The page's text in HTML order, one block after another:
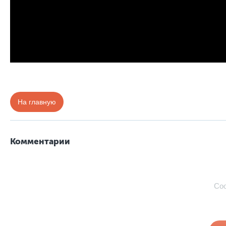
На главную
Комментарии